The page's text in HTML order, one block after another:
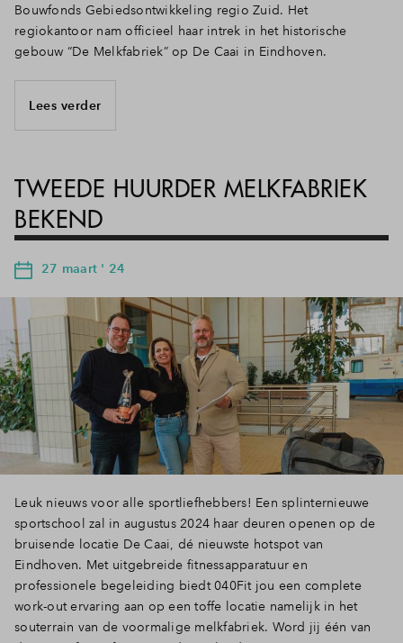
Bouwfonds Gebiedsontwikkeling regio Zuid. Het
regiokantoor nam officieel haar intrek in het historische
gebouw “De Melkfabriek” op De Caai in Eindhoven.
Lees verder
TWEEDE HUURDER MELKFABRIEK
BEKEND
27 maart ' 24
Leuk nieuws voor alle sportliefhebbers! Een splinternieuwe
sportschool zal in augustus 2024 haar deuren openen op de
bruisende locatie De Caai, dé nieuwste hotspot van
Eindhoven. Met uitgebreide fitnessapparatuur en
professionele begeleiding biedt 040Fit jou een complete
work-out ervaring aan op een toffe locatie namelijk in het
souterrain van de voormalige melkfabriek. Word jij één van